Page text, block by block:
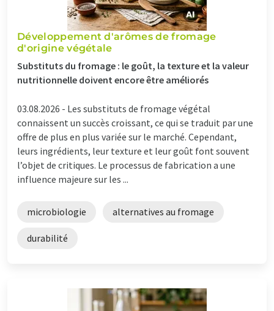
Développement d'arômes de fromage
d'origine végétale
Substituts du fromage : le goût, la texture et la valeur
nutritionnelle doivent encore être améliorés
03.08.2026 - Les substituts de fromage végétal
connaissent un succès croissant, ce qui se traduit par une
offre de plus en plus variée sur le marché. Cependant,
leurs ingrédients, leur texture et leur goût font souvent
l’objet de critiques. Le processus de fabrication a une
influence majeure sur les ...
microbiologie alternatives au fromage
durabilité